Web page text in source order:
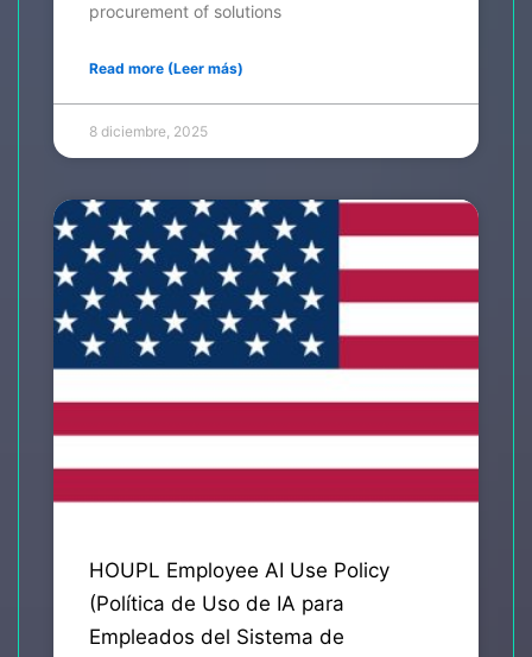
procurement of solutions
Read more (Leer más)
8 diciembre, 2025
HOUPL Employee AI Use Policy
(Política de Uso de IA para
Empleados del Sistema de